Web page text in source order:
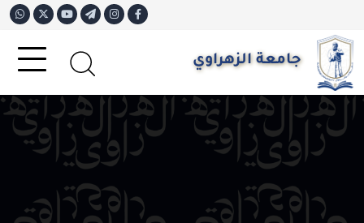
جامعة الزهراوي